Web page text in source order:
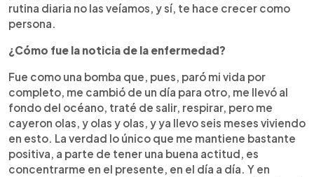
rutina diaria no las veíamos, y sí, te hace crecer como
persona.
¿Cómo fue la noticia de la enfermedad?
Fue como una bomba que, pues, paró mi vida por
completo, me cambió de un día para otro, me llevó al
fondo del océano, traté de salir, respirar, pero me
cayeron olas, y olas y olas, y ya llevo seis meses viviendo
en esto. La verdad lo único que me mantiene bastante
positiva, a parte de tener una buena actitud, es
concentrarme en el presente, en el día a día. Y en